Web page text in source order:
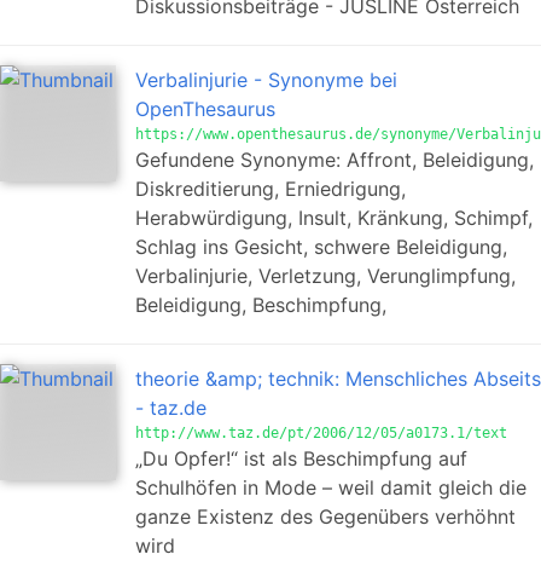
Diskussionsbeiträge - JUSLINE Österreich
Verbalinjurie - Synonyme bei
OpenThesaurus
https://www.openthesaurus.de/synonyme/
Gefundene Synonyme: Affront, Beleidigung,
Diskreditierung, Erniedrigung,
Herabwürdigung, Insult, Kränkung, Schimpf,
Schlag ins Gesicht, schwere Beleidigung,
Verbalinjurie, Verletzung, Verunglimpfung,
Beleidigung, Beschimpfung,
theorie &amp; technik: Menschliches Abseits
- taz.de
http://www.taz.de/pt/2006/12/05/a0173.1/text
„Du Opfer!“ ist als Beschimpfung auf
Schulhöfen in Mode – weil damit gleich die
ganze Existenz des Gegenübers verhöhnt
wird